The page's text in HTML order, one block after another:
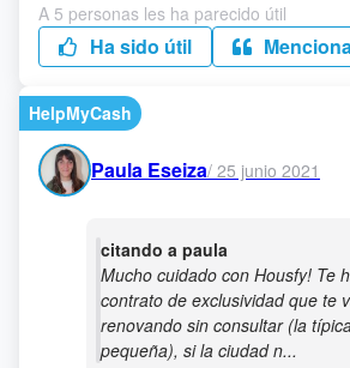
A 5 personas les ha parecido útil
Ha sido útil
HelpMyCash
Paula Eseiza/ 25 junio 2021
citando a paula
Mucho cuidado con Housfy! Te
contrato de exclusividad que te
renovando sin consultar (la
pequeña), si la ciudad n...